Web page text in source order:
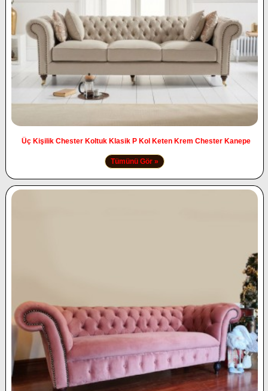
Üç Kişilik Chester Koltuk Klasik P Kol Keten Krem Chester Kanepe
Tümünü Gör »